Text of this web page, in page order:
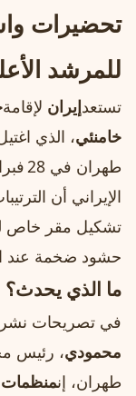
تحضيرات
للمرشد
تستعدإيران لإقامة
خامنئي، الذي
الإيراني أن
تشكيل مقر خاص
حشود ضخمة عند
ما الذي يحدث؟
في تصريحات
محمودي، رئيس
طهران، إنمنظمات